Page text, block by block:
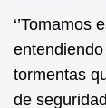
tormentas
de